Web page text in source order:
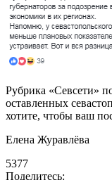
Рубрика «Севсети»
оставленных
хотите, чтобы ваш
Елена Журавлёва
5377
Поделитесь: